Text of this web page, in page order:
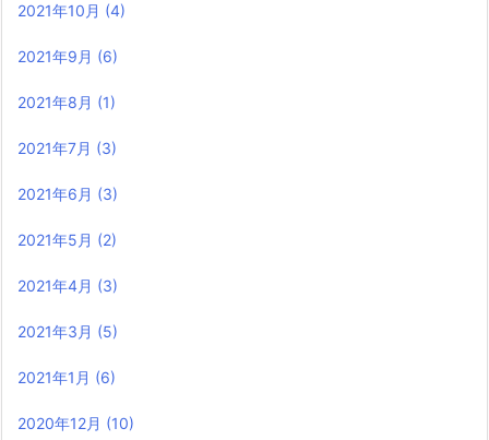
2021年10月 (4)
2021年9月 (6)
2021年8月 (1)
2021年7月 (3)
2021年6月 (3)
2021年5月 (2)
2021年4月 (3)
2021年3月 (5)
2021年1月 (6)
2020年12月 (10)